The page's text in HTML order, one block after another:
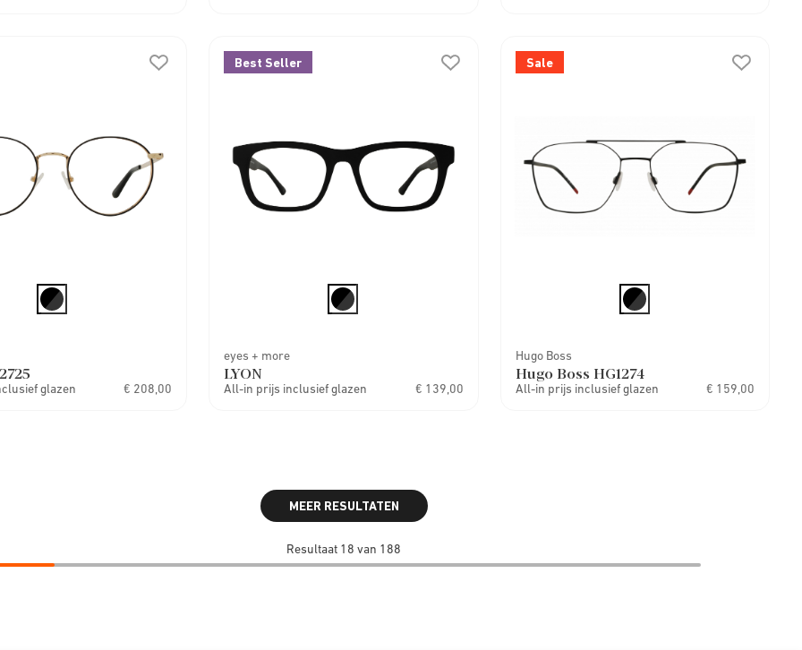
glazen € 208,00
Best Seller
eyes + more
LYON
All-in prijs inclusief glazen € 139,00
Sale
Hugo Boss
Hugo Boss HG1274
All-in prijs inclusief glazen € 159,00
MEER RESULTATEN
Resultaat 18 van 188